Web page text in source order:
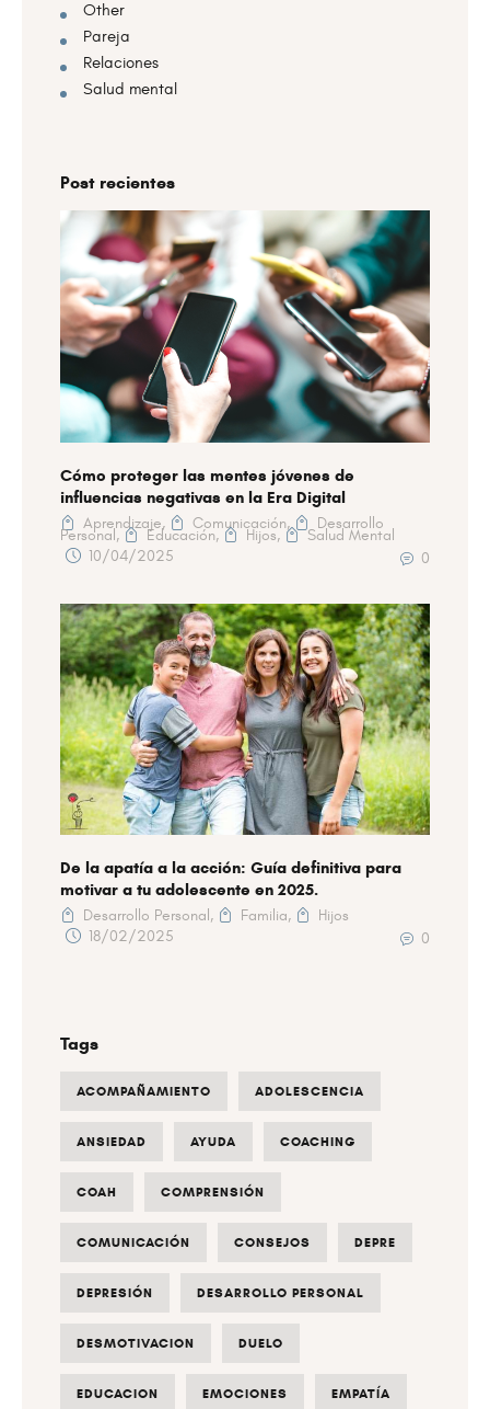
Other
Pareja
Relaciones
Salud mental
Post recientes
Cómo proteger las mentes jóvenes de
influencias negativas en la Era Digital
Aprendizaje, Comunicación, Desarrollo
Personal, Educación, Hijos,
Salud Mental
10/04/2025
0
De la apatía a la acción: Guía definitiva para
motivar a tu adolescente en 2025.
Desarrollo Personal, Familia,
Hijos
18/02/2025
0
Tags
ACOMPAÑAMIENTO ADOLESCENCIA
ANSIEDAD AYUDA COACHING
COAH COMPRENSIÓN
COMUNICACIÓN CONSEJOS DEPRE
DEPRESIÓN DESARROLLO PERSONAL
DESMOTIVACION DUELO
EDUCACION EMOCIONES EMPATÍA